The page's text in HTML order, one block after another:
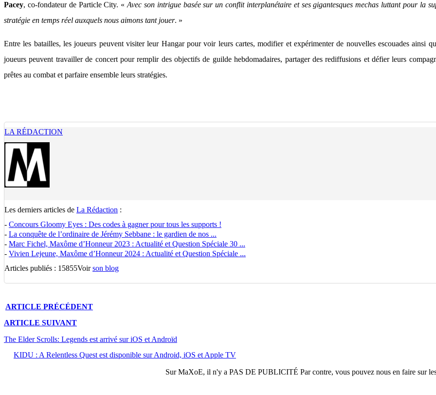
Pacey, co-fondateur de Particle City. «Avec son intrigue basée sur un conflit interplanétaire et ses gigantesques mechas luttant pour la
stratégie en temps réel auxquels nous aimons tant jouer. »
Entre les batailles, les joueurs peuvent visiter leur Hangar pour voir leurs cartes, modifier et expérimenter de nouvelles escouades ainsi
joueurs peuvent travailler de concert pour remplir des objectifs de guilde hebdomadaires, partager des rediffusions et défier leurs
prêtes au combat et parfaire ensemble leurs stratégies.
LA RÉDACTION
Les derniers articles de La Rédaction :
- Concours Gloomy Eyes : Des codes à gagner pour tous les supports !
- La conquête de l’ordinaire de Jérémy Sebbane : le gardien de nos ...
- Marc Fichel, Maxôme d’Honneur 2023 : Actualité et Question Spéciale 30 ...
- Vivien Lejeune, Maxôme d’Honneur 2024 : Actualité et Question Spéciale ...
Articles publiés : 15855Voirson blog
ARTICLE PRÉCÉDENT
ARTICLE SUIVANT
The Elder Scrolls: Legends est arrivé sur iOS et Androïd
KIDU : A Relentless Quest est disponible sur Android, iOS et Apple TV
SurMaXoE, il n'y a PAS DE PUBLICITÉ Par contre, vous pouvez nous en faire sur